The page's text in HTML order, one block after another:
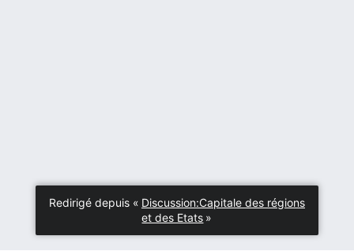
Redirigé depuis « Discussion:Capitale des régions
et des Etats »